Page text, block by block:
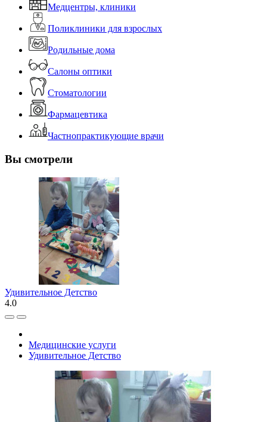
Медцентры, клиники
Поликлиники для взрослых
Родильные дома
Салоны оптики
Стоматологии
Фармацевтика
Частнопрактикующие врачи
Вы смотрели
Удивительное Детство
4.0
Медицинские услуги
Удивительное Детство